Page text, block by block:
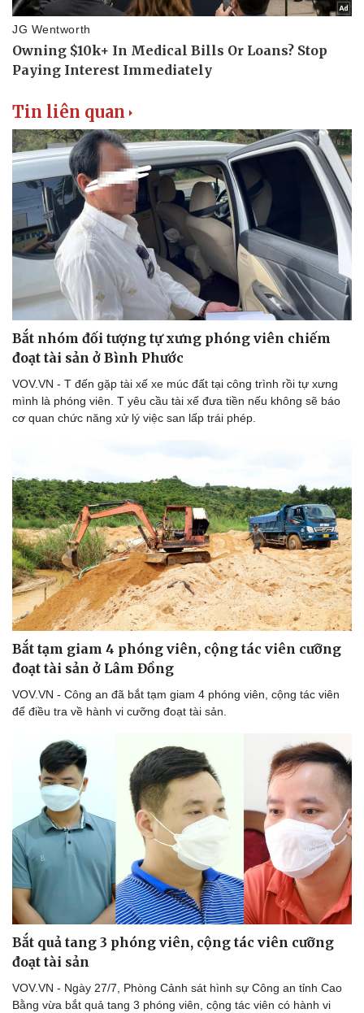
Thể thao
Bóng đá
Lịch thi đấu bóng đá
eSports
Hậu trường
Ô tô
Xe máy
Tin liên quan
Bắt nhóm đối tượng tự xưng phóng viên chiếm
đoạt tài sản ở Bình Phước
VOV.VN - T đến gặp tài xế xe múc đất tại công trình rồi tự xưng
mình là phóng viên. T yêu cầu tài xế đưa tiền nếu không sẽ báo
cơ quan chức năng xử lý việc san lấp trái phép.
Bắt tạm giam 4 phóng viên, cộng tác viên cưỡng
đoạt tài sản ở Lâm Đồng
VOV.VN - Công an đã bắt tạm giam 4 phóng viên, cộng tác viên
để điều tra về hành vi cưỡng đoạt tài sản.
Bắt quả tang 3 phóng viên, cộng tác viên cưỡng
đoạt tài sản
VOV.VN - Ngày 27/7, Phòng Cảnh sát hình sự Công an tỉnh Cao
Bằng vừa bắt quả tang 3 phóng viên, cộng tác viên có hành vi